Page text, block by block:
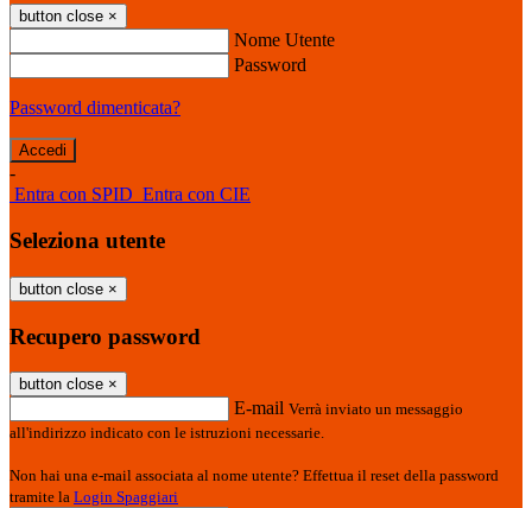
button close ×
Nome Utente
Password
Password dimenticata?
-
Entra con SPID Entra con CIE
Seleziona utente
button close ×
Recupero password
button close ×
E-mail Verrà inviato un messaggio
all'indirizzo indicato con le istruzioni necessarie.
Non hai una e-mail associata al nome utente? Effettua il reset della password
tramite la Login Spaggiari